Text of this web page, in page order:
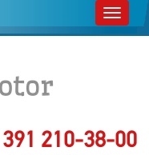
210-38-00